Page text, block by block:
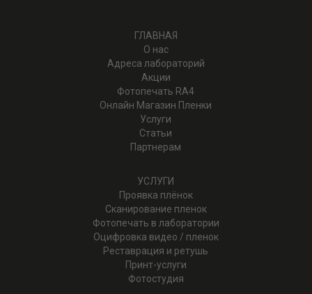
ГЛАВНАЯ
О нас
Адреса лабораторий
Акции
Фотопечать RA4
Онлайн Магазин Пленки
Услуги
Статьи
Партнерам
УСЛУГИ
Проявка плёнок
Cканирование пленок
Фотопечать в лаборатории
Оцифровка видео / пленок
Реставрация и ретушь
Принт-услуги
Фотостудия